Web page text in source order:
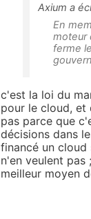
Axium a
En
moteur
ferme
c'est la loi du
pour le cloud, et
pas parce que
décisions dans
financé un cloud
n'en veulent
meilleur moyen